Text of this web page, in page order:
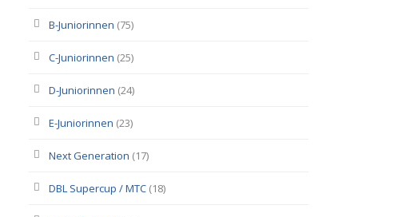
B-Juniorinnen (75)
C-Juniorinnen (25)
D-Juniorinnen (24)
E-Juniorinnen (23)
Next Generation (17)
DBL Supercup / MTC (18)